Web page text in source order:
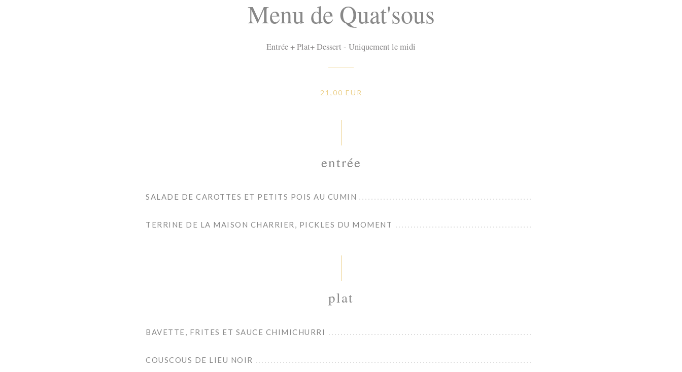
Menu de Quat'sous
Entrée + Plat+ Dessert - Uniquement le midi
21,00 EUR
entrée
SALADE DE CAROTTES ET PETITS POIS AU CUMIN
TERRINE DE LA MAISON CHARRIER, PICKLES DU MOMENT
plat
BAVETTE, FRITES ET SAUCE CHIMICHURRI
COUSCOUS DE LIEU NOIR